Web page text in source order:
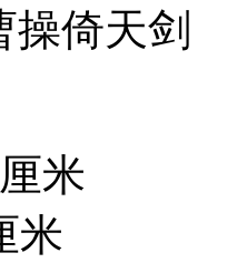
操倚天剑
米
米